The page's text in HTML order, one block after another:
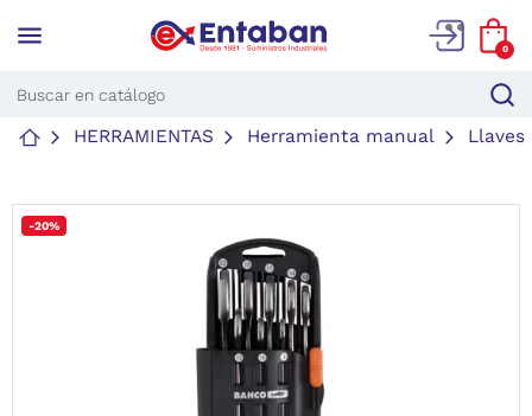
menu 0
HERRAMIENTAS Herramienta manual Llaves
-20%